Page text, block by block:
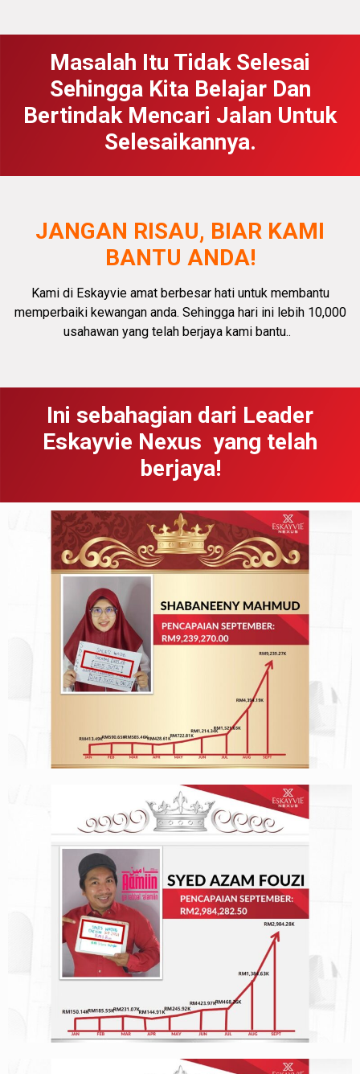
Masalah Itu Tidak Selesai
Sehingga Kita Belajar Dan
Bertindak Mencari Jalan Untuk
Selesaikannya.
JANGAN RISAU, BIAR KAMI
BANTU ANDA!
Kami di Eskayvie amat berbesar hati untuk membantu
memperbaiki kewangan anda. Sehingga hari ini lebih 10,000
usahawan yang telah berjaya kami bantu..
Ini sebahagian dari Leader
Eskayvie Nexus yang telah
berjaya!